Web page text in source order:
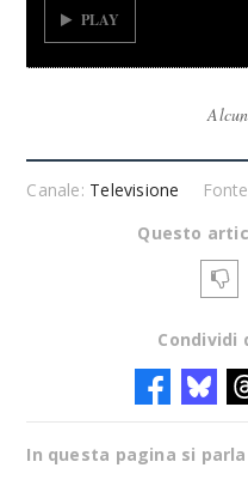
PLAY
Canale: Televisione
Questo
Condividi
In questa pagina si